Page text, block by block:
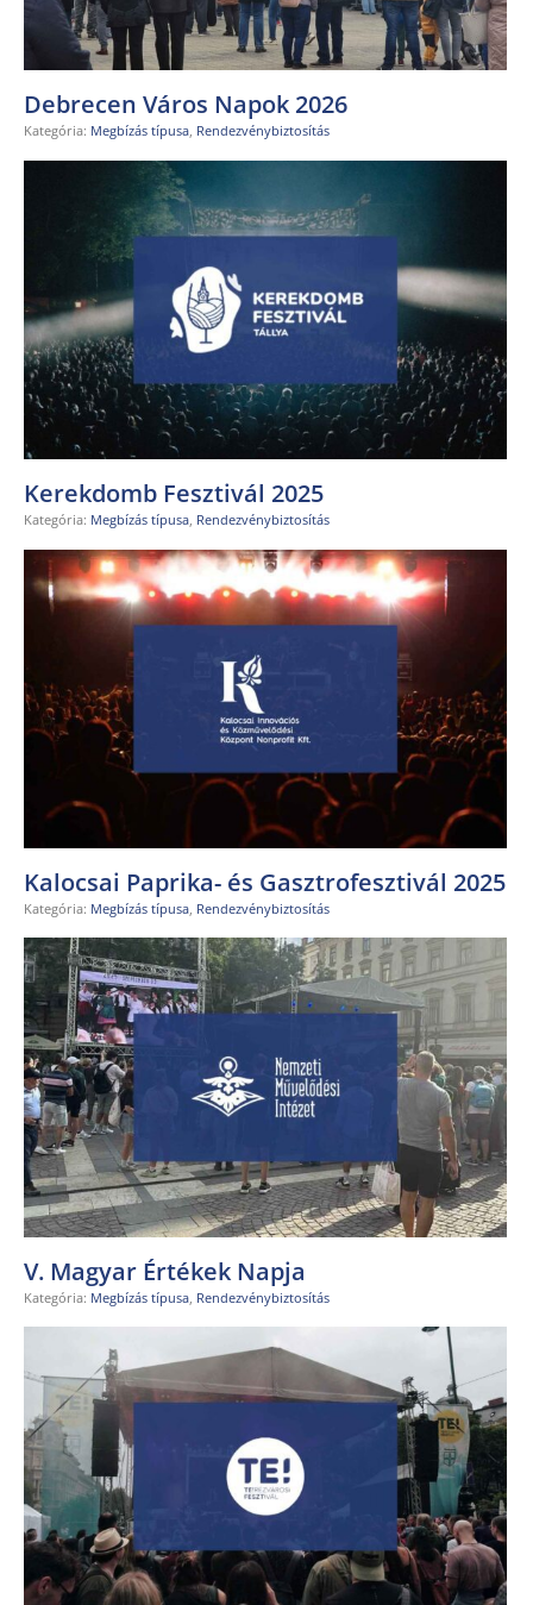
Debrecen Város Napok 2026
Kategória: Megbízás típusa, Rendezvénybiztosítás
Kerekdomb Fesztivál 2025
Kategória: Megbízás típusa, Rendezvénybiztosítás
Kalocsai Paprika- és Gasztrofesztivál 2025
Kategória: Megbízás típusa, Rendezvénybiztosítás
V. Magyar Értékek Napja
Kategória: Megbízás típusa Rendezvénybiztosítás